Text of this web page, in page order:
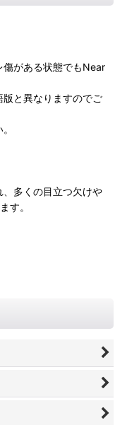
傷がある状態でもNear
と異なりますのでご
多くの目立つ欠けや
す。